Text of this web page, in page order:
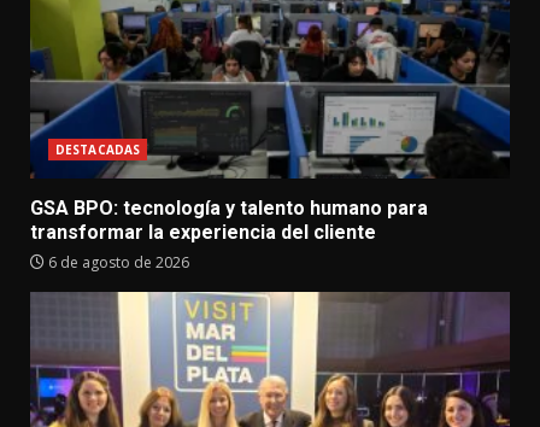
DESTACADAS
GSA BPO: tecnología y talento humano para
transformar la experiencia del cliente
6 de agosto de 2026